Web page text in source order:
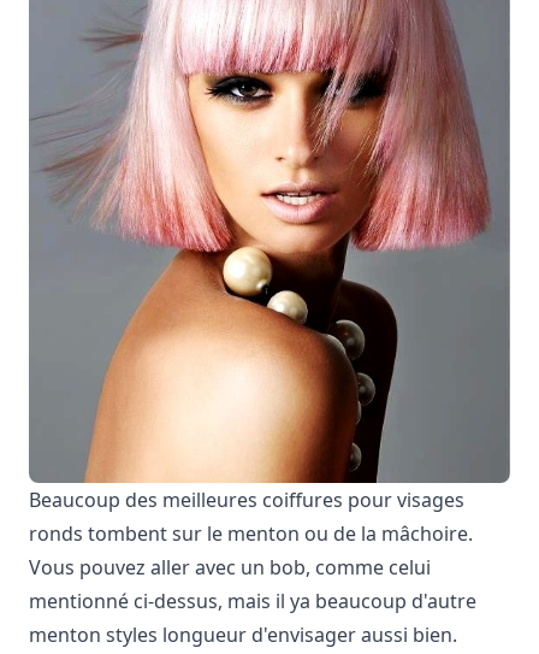
Beaucoup des meilleures coiffures pour visages
ronds tombent sur le menton ou de la mâchoire.
Vous pouvez aller avec un bob, comme celui
mentionné ci-dessus, mais il ya beaucoup d'autre
menton styles longueur d'envisager aussi bien.